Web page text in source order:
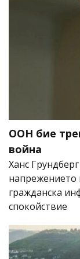
ООН бие
война
Ханс
напрежението
гражданска
спокойствие